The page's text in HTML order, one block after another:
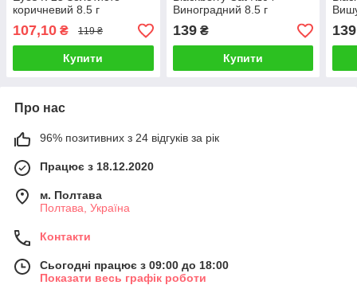
коричневий 8.5 г
107,10 ₴ 119 ₴
Купити
Виноградний 8.5 г
139₴
Купити
139
Про нас
96% позитивних з 24 відгуків за рік
Працює з 18.12.2020
м. Полтава
Полтава, Україна
Контакти
Сьогодні працює з 09:00 до 18:00
Показати весь графік роботи